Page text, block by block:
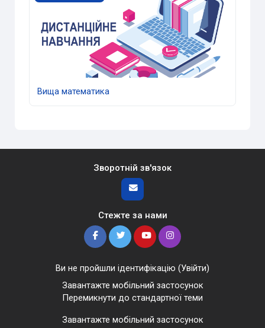
Вища математика
Зворотній зв'язок
Стежте за нами
Ви не пройшли ідентифікацію (Увійти)
Завантажте мобільний застосунок
Перемикнути до стандартної теми
Завантажте мобільний застосунок